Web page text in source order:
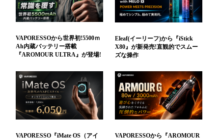
VAPORESSOから世界初!5500ｍ
Ah内蔵バッテリー搭載
『AROMOUR ULTRA』が登場!
Eleaf(イーリーフ)から『iStick
X80』が新発売!直観的でスムー
ズな操作
VAPORESSO『iMate OS（アイ
VAPORESSOから『AROMOUR